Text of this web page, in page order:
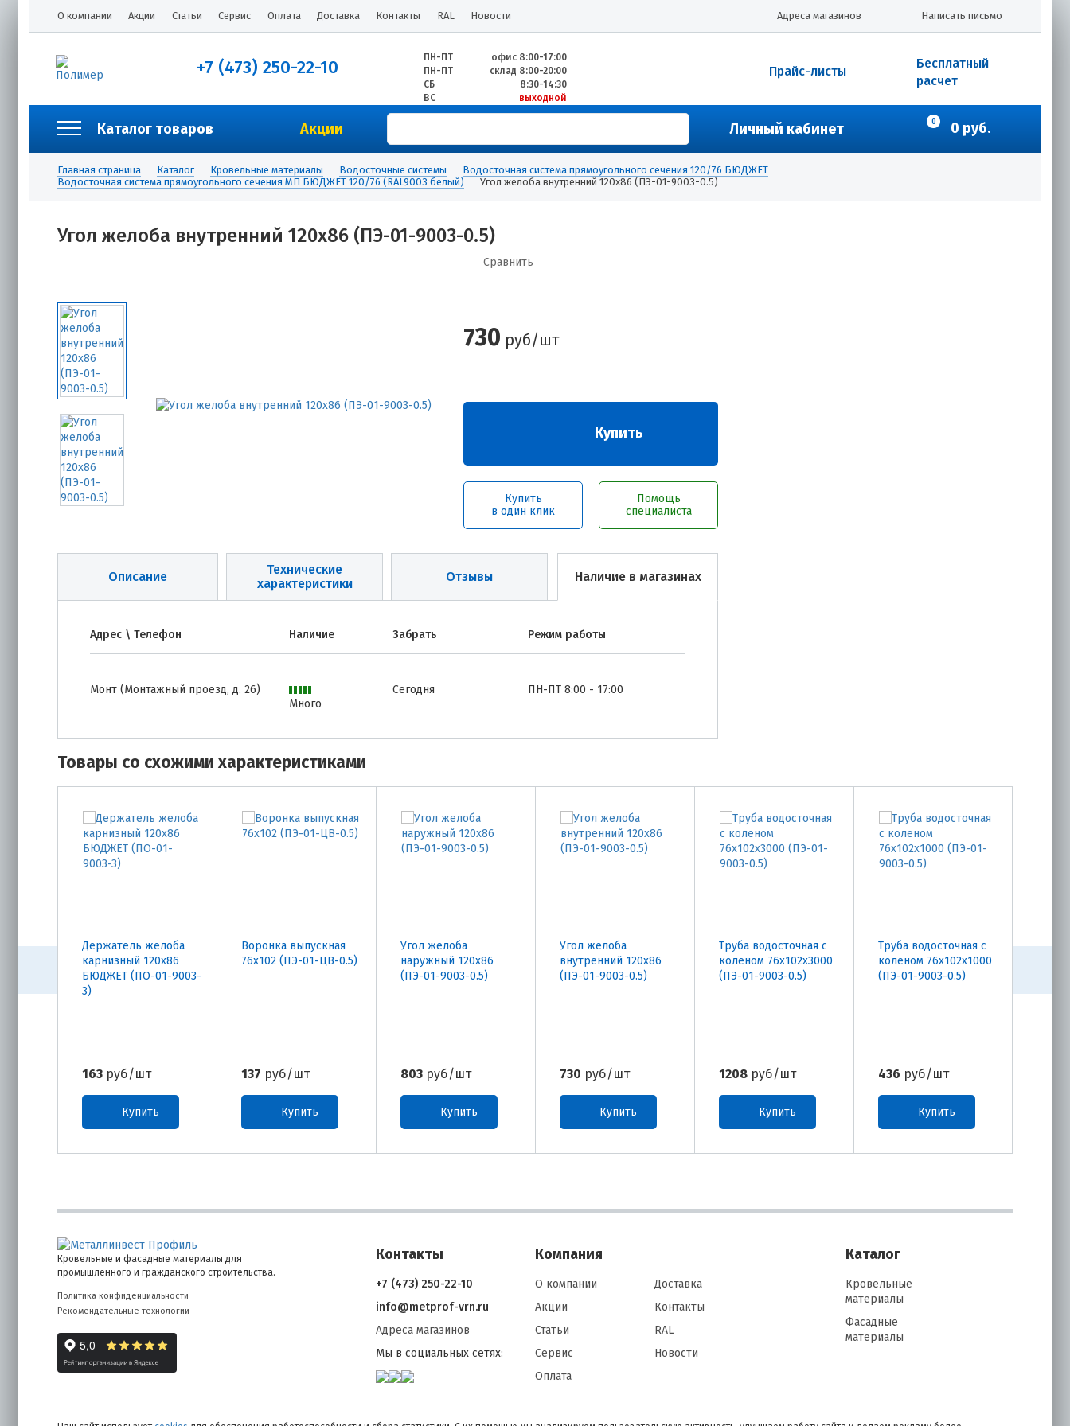
О компании Акции Статьи Сервис Оплата Доставка Контакты RAL Новости Написать письмо
Адреса магазинов
+7 (473) 250-22-10 ПН-ПТ
офис 8:00-17:00
ПН-ПТ
склад 8:00-20:00
СБ
8:30-14:30
ВС
выходной
Бесплатный
расчет
Прайс-листы
Каталог товаров Акции Личный кабинет 0 0 руб.
Главная страница Каталог Кровельные материалы Водосточные системы
Водосточная система прямоугольного сечения 120/76 БЮДЖЕТ
Водосточная система прямоугольного сечения МП БЮДЖЕТ 120/76 (RAL9003 белый)
Угол желоба внутренний 120х86 (ПЭ-01-9003-0.5)
Угол желоба внутренний 120х86 (ПЭ-01-9003-0.5)
Сравнить
730 руб/шт
Купить
Купить
в один клик
Помощь
специалиста
Описание
Технические
характеристики
Отзывы Наличие в магазинах
Адрес \ Телефон Наличие Забрать Режим работы
Монт (Монтажный проезд, д. 26)
Много
Сегодня ПН-ПТ 8:00 - 17:00
Товары со схожими характеристиками
Держатель желоба
карнизный 120х86
БЮДЖЕТ (ПО-01-9003-
3)
163 руб/шт
Купить
Воронка выпускная
76х102 (ПЭ-01-ЦВ-0.5)
137 руб/шт
Купить
Угол желоба
наружный 120х86
(ПЭ-01-9003-0.5)
803 руб/шт
Купить
Угол желоба
внутренний 120х86
(ПЭ-01-9003-0.5)
730 руб/шт
Купить
Труба водосточная с
коленом 76х102х3000
(ПЭ-01-9003-0.5)
1208 руб/шт
Купить
Труба водосточная с
коленом 76х102х1000
(ПЭ-01-9003-0.5)
436 руб/шт
Купить
Кровельные и фасадные материалы для
промышленного и гражданского строительства.
Политика конфиденциальности
Рекомендательные технологии
Контакты
+7 (473) 250-22-10
info@metprof-vrn.ru
Адреса магазинов
Мы в социальных сетях:
Компания
О компании
Акции
Статьи
Сервис
Оплата
Доставка
Контакты
RAL
Новости
Каталог
Кровельные
материалы
Фасадные
материалы